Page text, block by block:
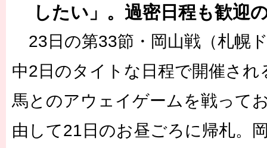
長谷川 アーリアジャスールさんがシンポジウム「気候変動から命
したい」。過密日程も歓迎
23日の第33節・岡山戦（札幌
中2日のタイトな日程で開催され
馬とのアウェイゲームを戦って
由して21日のお昼ごろに帰札。